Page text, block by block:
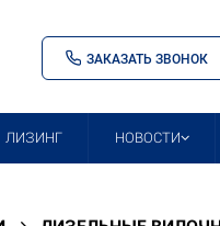
ЗАКАЗАТЬ ЗВОНОК
ЛИЗИНГ НОВОСТИ